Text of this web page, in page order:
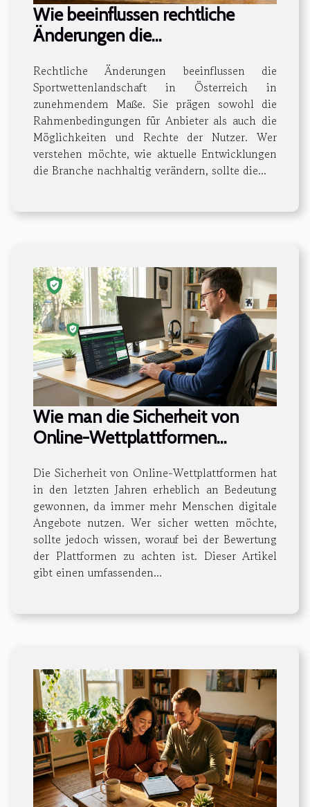
Wie beeinflussen rechtliche
Änderungen die
Österreich?
Rechtliche Änderungen beeinflussen die
Sportwettenlandschaft in Österreich in
zunehmendem Maße. Sie prägen sowohl die
Rahmenbedingungen für Anbieter als auch die
Möglichkeiten und Rechte der Nutzer. Wer
verstehen möchte, wie aktuelle Entwicklungen
die Branche nachhaltig verändern, sollte die...
Wie man die Sicherheit von
Online-Wettplattformen
Die Sicherheit von Online-Wettplattformen hat
in den letzten Jahren erheblich an Bedeutung
gewonnen, da immer mehr Menschen digitale
Angebote nutzen. Wer sicher wetten möchte,
sollte jedoch wissen, worauf bei der Bewertung
der Plattformen zu achten ist. Dieser Artikel
gibt einen umfassenden...